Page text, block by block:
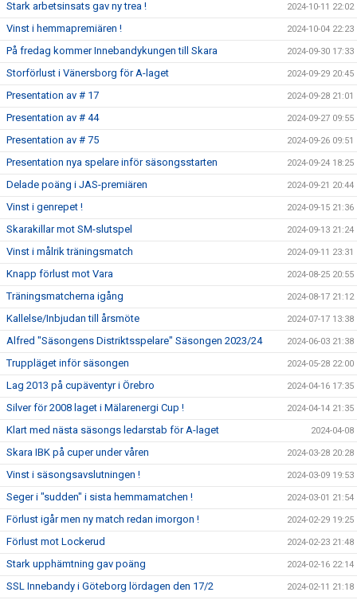
Stark arbetsinsats gav ny trea ! 2024-10-11 22:02
Vinst i hemmapremiären ! 2024-10-04 22:23
På fredag kommer Innebandykungen till Skara 2024-09-30 17:33
Storförlust i Vänersborg för A-laget 2024-09-29 20:45
Presentation av # 17 2024-09-28 21:01
Presentation av # 44 2024-09-27 09:55
Presentation av # 75 2024-09-26 09:51
Presentation nya spelare inför säsongsstarten 2024-09-24 18:25
Delade poäng i JAS-premiären 2024-09-21 20:44
Vinst i genrepet ! 2024-09-15 21:36
Skarakillar mot SM-slutspel 2024-09-13 21:24
Vinst i målrik träningsmatch 2024-09-11 23:31
Knapp förlust mot Vara 2024-08-25 20:55
Träningsmatcherna igång 2024-08-17 21:12
Kallelse/Inbjudan till årsmöte 2024-07-17 13:38
Alfred "Säsongens Distriktsspelare" Säsongen 2023/24 2024-06-03 21:38
Truppläget inför säsongen 2024-05-28 22:00
Lag 2013 på cupäventyr i Örebro 2024-04-16 17:35
Silver för 2008 laget i Mälarenergi Cup ! 2024-04-14 21:35
Klart med nästa säsongs ledarstab för A-laget 2024-04-08
Skara IBK på cuper under våren 2024-03-28 20:28
Vinst i säsongsavslutningen ! 2024-03-09 19:53
Seger i "sudden" i sista hemmamatchen ! 2024-03-01 21:54
Förlust igår men ny match redan imorgon ! 2024-02-29 19:25
Förlust mot Lockerud 2024-02-23 21:48
Stark upphämtning gav poäng 2024-02-16 22:14
SSL Innebandy i Göteborg lördagen den 17/2 2024-02-11 21:18